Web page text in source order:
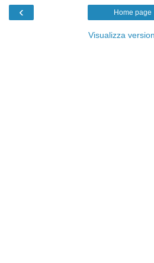
‹ Home page
Visualizza